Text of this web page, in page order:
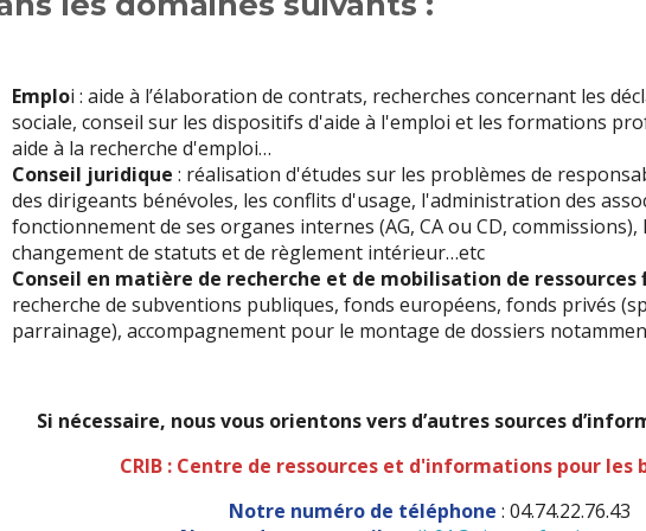
Emploi : aide à l’élaboration de contrats, recherches concernant les
sociale, conseil sur les dispositifs d'aide à l'emploi et les formations
aide à la recherche d'emploi…
Conseil juridique : réalisation d'études sur les problèmes de
des dirigeants bénévoles, les conflits d'usage, l'administration des
fonctionnement de ses organes internes (AG, CA ou CD,
changement de statuts et de règlement intérieur…etc
Conseil en matière de recherche et de mobilisation de ressources
recherche de subventions publiques, fonds européens, fonds privés
parrainage), accompagnement pour le montage de dossiers
Si nécessaire, nous vous orientons vers d’autres sources
CRIB : Centre de ressources et d'informations pour les
Notre numéro de téléphone : 04.74.22.76.43